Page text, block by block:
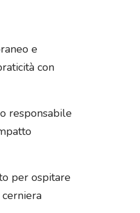
e
con
responsabile
per ospitare